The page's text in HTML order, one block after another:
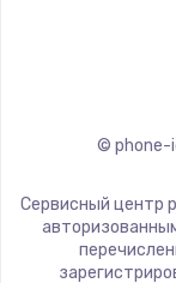
© phone-
Сервисный центр